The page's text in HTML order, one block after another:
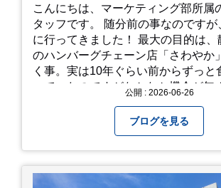
こんにちは、マーケティング部所属
タッフです。 随分前の事なのですが、静岡へ旅行
に行ってきました！ 最大の目的は、
のハンバーグチェーン店「さわやか
く事。実は10年ぐらい前からずっと
っていたのですがなかなか機会が無
って待機する事になったのですが、
らった整理券で、お店に入れるのは
した。大人気とは聞いていましたが
は、、！！ 駅前ショッピングモール
たのでお買い物をしつつ待機して遂
公開 : 2026-06-26
ブログを見る